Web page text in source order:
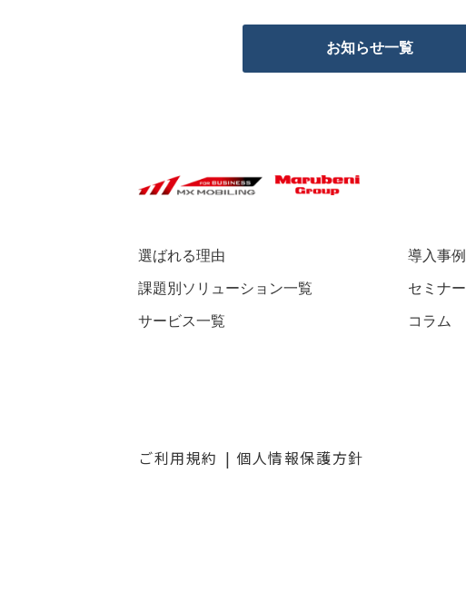
お知らせ一覧
選ばれる理由
課題別ソリューション一覧
サービス一覧
導入事例
セミナー
コラム
ご利用規約 個人情報保護方針